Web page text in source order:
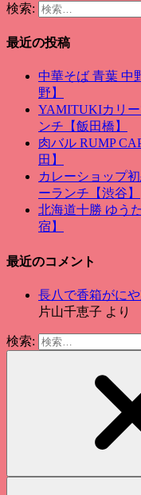
検索:
最近の投稿
中華そば 青葉 中
野】
YAMITUKIカリ
ンチ【飯田橋】
肉バル RUMP
田】
カレーショップ
ーランチ【渋谷】
北海道十勝 ゆう
宿】
最近のコメント
長八で香箱がに
片山千恵子 より
検索: